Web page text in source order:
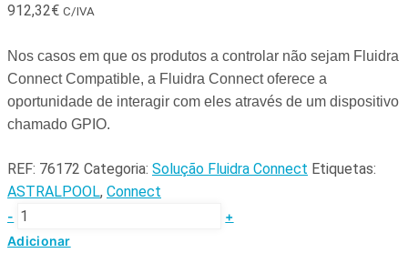
912,32€ C/IVA
Nos casos em que os produtos a controlar não sejam Fluidra
Connect Compatible, a Fluidra Connect oferece a
oportunidade de interagir com eles através de um dispositivo
chamado GPIO.
REF: 76172 Categoria: Solução Fluidra Connect Etiquetas:
ASTRALPOOL, Connect
-
+
Adicionar